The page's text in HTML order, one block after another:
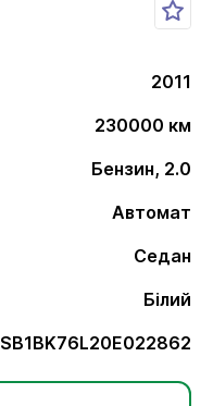
2011
230000 км
Бензин, 2.0
Автомат
Седан
Білий
SB1BK76L20E022862